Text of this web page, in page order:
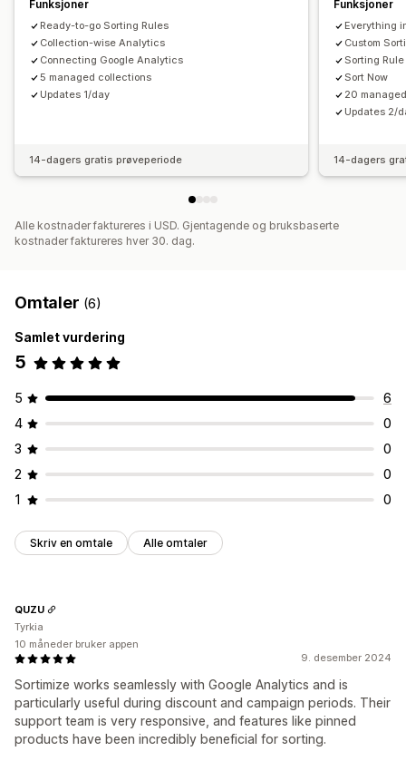
Funksjoner
Ready-to-go Sorting Rules
Collection-wise Analytics
Connecting Google Analytics
5 managed collections
Updates 1/day
14-dagers gratis prøveperiode
Funksjoner
Everything
Custom
Sorting
Sort Now
20
Updates 2/
14-dagers
Alle kostnader faktureres i USD. Gjentagende og bruksbaserte
kostnader faktureres hver 30. dag.
Omtaler (6)
Samlet vurdering
5
5
6
4
0
3
0
2
0
1
0
Skriv en omtale Alle omtaler
9. desember 2024
Sortimize works seamlessly with Google Analytics and is
particularly useful during discount and campaign periods. Their
support team is very responsive, and features like pinned
products have been incredibly beneficial for sorting.
QUZU
Tyrkia
10 måneder bruker appen